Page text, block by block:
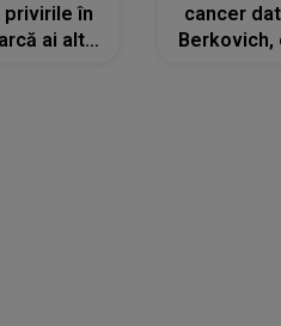
privirile în
ai altă
cancer
Berkovich,